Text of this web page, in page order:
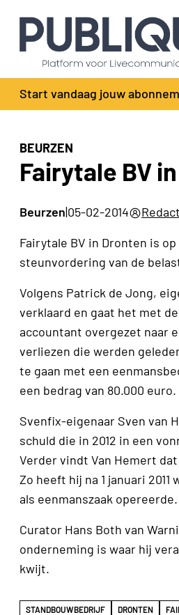
Start vandaag jouw
BEURZEN
Fairytale BV
Beurzen|05-02-2014
Fairytale BV in Dronten is
steunvordering van de
Volgens Patrick de Jong,
verklaard en gaat het met
accountant overgezet naar
verliezen die werden
te gaan met een
een bedrag van 80.000
Svenfix-eigenaar Sven van
schuld die in 2012 in een
Verder vindt Van Hemert
Zo heeft hij na 1 januari
als eenmanszaak
Curator Hans Both van
onderneming is waar hij
kwijt.
STANDBOUWBEDRIJF DRONTEN